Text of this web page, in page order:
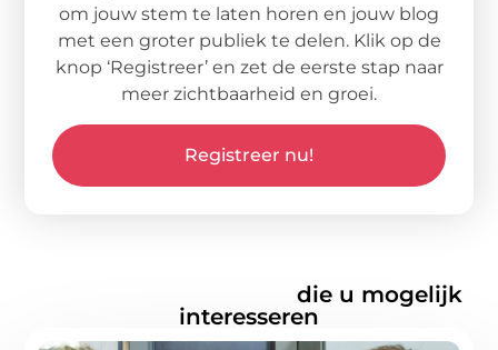
om jouw stem te laten horen en jouw blog
met een groter publiek te delen. Klik op de
knop ‘Registreer’ en zet de eerste stap naar
meer zichtbaarheid en groei.
Registreer nu!
die u mogelijk
interesseren